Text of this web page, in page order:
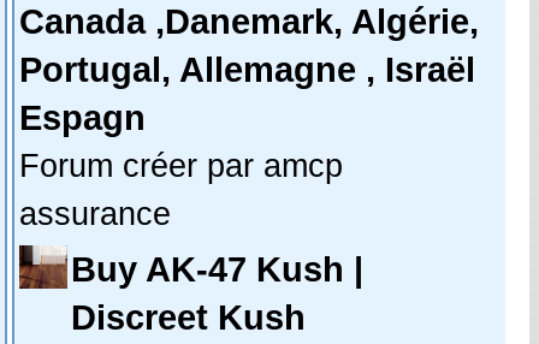
Canada ,Danemark, Algérie,
Portugal, Allemagne , Israël
Espagn
Forum créer par amcp
assurance
Buy AK-47 Kush |
Discreet Kush